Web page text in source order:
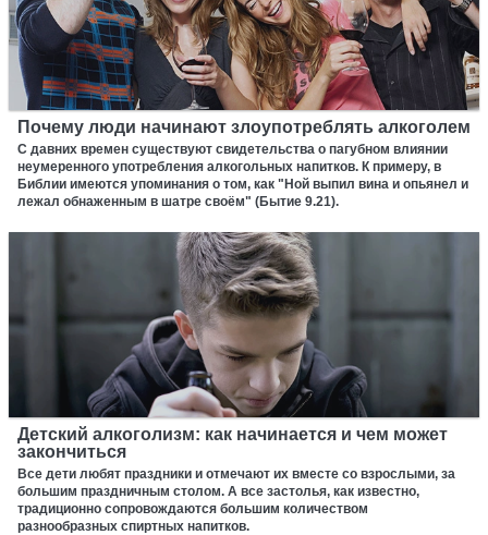
Почему люди начинают злоупотреблять алкоголем
С давних времен существуют свидетельства о пагубном влиянии
неумеренного употребления алкогольных напитков. К примеру, в
Библии имеются упоминания о том, как "Ной выпил вина и опьянел и
лежал обнаженным в шатре своём" (Бытие 9.21).
Детский алкоголизм: как начинается и чем может
закончиться
Все дети любят праздники и отмечают их вместе со взрослыми, за
большим праздничным столом. А все застолья, как известно,
традиционно сопровождаются большим количеством
разнообразных спиртных напитков.